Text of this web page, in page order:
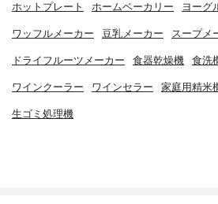
ホットプレート ホームベーカリー ヨーグ
ワッフルメーカー 豆乳メーカー スープメ
ドライフルーツメーカー 食器乾燥機 食洗
ワインクーラー ワインセラー 家庭用精米
生ゴミ処理機